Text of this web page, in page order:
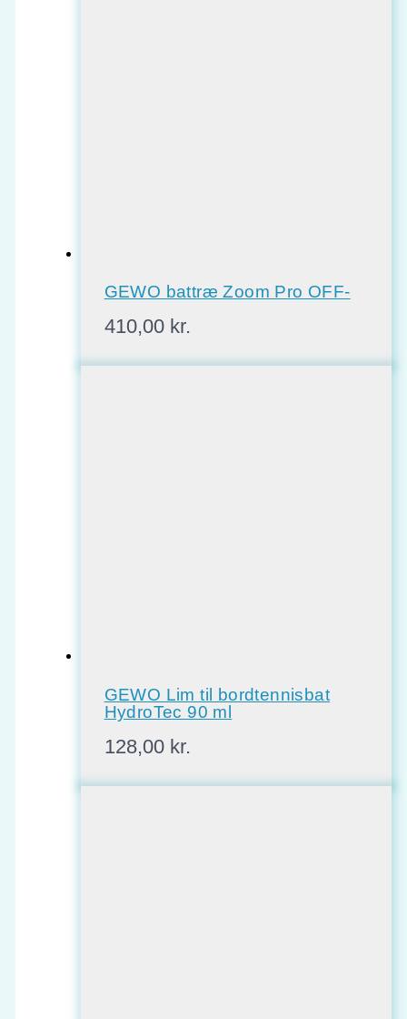
GEWO battræ Zoom Pro OFF-
410,00 kr.
GEWO Lim til bordtennisbat
HydroTec 90 ml
128,00 kr.